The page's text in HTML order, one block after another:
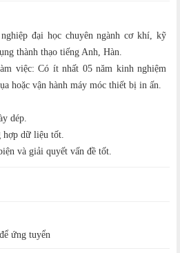
đại học chuyên ngành cơ khí, kỹ
thành thạo tiếng Anh, Hàn.
việc: Có ít nhất 05 năm kinh nghiệm
hoặc vận hành máy móc thiết bị in ấn.
dép.
hợp dữ liệu tốt.
và giải quyết vấn đề tốt.
ứng tuyển